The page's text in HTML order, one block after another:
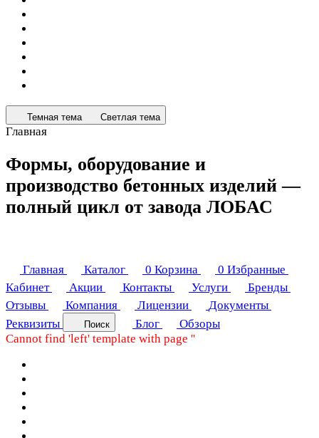
Темная тема Светлая тема
Главная
Формы, оборудование и
производство бетонных изделий —
полный цикл от завода ЛОБАС
Главная Каталог 0 Корзина 0 Избранные
Кабинет
Акции Контакты Услуги
Бренды
Отзывы
Компания Лицензии
Документы
Реквизиты
Поиск Блог
Обзоры
Cannot find 'left' template with page ''